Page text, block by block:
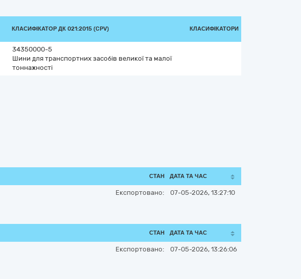
КЛАСИФІКАТОР ДК 021:2015 (CPV) КЛАСИФІКАТОРИ
34350000-5
Шини для транспортних засобів великої та малої
тоннажності
СТАН ДАТА ТА ЧАС
Експортовано: 07-05-2026, 13:27:10
СТАН ДАТА ТА ЧАС
Експортовано: 07-05-2026, 13:26:06